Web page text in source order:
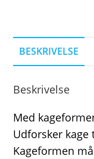
BESKRIVELSE
Beskrivelse
Med
Udforsker
Kageformen